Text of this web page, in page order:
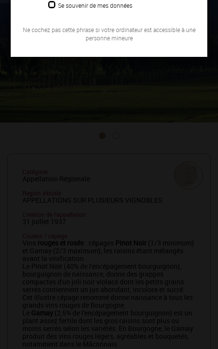
Se souvenir de mes données
Ne cochez pas cette phrase si votre ordinateur est accessible à une
personne mineure
Catégorie
Appellation Régionale
Région viticole
APPELLATIONS SUR PLUSIEURS VIGNOBLES
Création de l'appellation
31 juillet 1937
Couleur / cépage
Vins rouges et rosés : cépages Pinot Noir (1/3 minimum)
et Gamay (2/3 maximum), les raisins étant mélangés
avant la vinification.
Le
(40% de l'encépagement bourguignon),
bourguignon de naissance, donne des grappes
compactes d'un joli noir violacé dont les petits grains
serrés contiennent un jus abondant, incolore et sucré.
Cet illustre cépage renommé donne naissance à tous les
grands vins rouges de Bourgogne.
Le Gamay (2,5% de l'encépagement bourguignon) est un
plant assez fertile dont les gros raisins sont plus ou
moins serrés selon les variétés. En Bourgogne, le Gamay
produit des vins rouges légers, agréables et bouquetés,
notamment dans le Mâconnais.